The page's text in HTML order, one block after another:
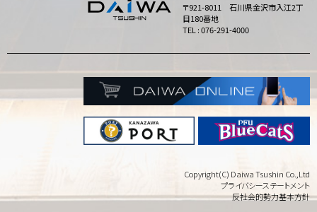
〒921-8011 石川県金沢市入江2丁
目180番地
TEL : 076-291-4000
Copyright(C) Daiwa Tsushin Co.,Ltd
プライバシーステートメント
反社会的勢力基本方針